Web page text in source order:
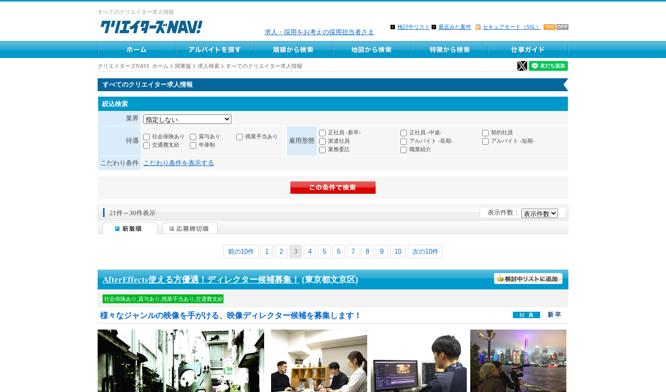
すべてのクリエイター求人情報
検討中リスト 最近みた案件 セキュアモード（SSL）
求人・採用をお考えの採用担当者さま
クリエイターズNAVI ホーム 関東版 求人検索 すべてのクリエイター求人情報
すべてのクリエイター求人情報
絞込検索
業界
待遇
社会保険あり 賞与あり
残業手当あり
交通費支給
年俸制
雇用形態
正社員 -新卒- 正社員 -中途-
契約社員
派遣社員
アルバイト -長期-
アルバイト -短期-
業務委託
職業紹介
こだわり条件 こだわり条件を表示する
21件～30件表示 表示件数：
前の10件 1 2 3 4 5 6 7 8 9 10 次の10件
AfterEffects使える方優遇！ディレクター候補募集！(東京都文京区)
社会保険あり,賞与あり,残業手当あり,交通費支給
様々なジャンルの映像を手がける、映像ディレクター候補を募集します！ 新 卒